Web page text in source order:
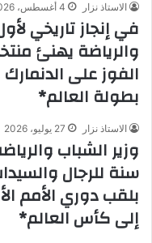
الاستاذ نزار 4 أغسطس، 2026
في إنجاز تاريخي
والرياضة يهنئ
الفوز على
بطولة العالم*
الاستاذ نزار 27 يوليو، 2026
سنة للرجال
بلقب دوري الأمم
إلى كأس العالم*